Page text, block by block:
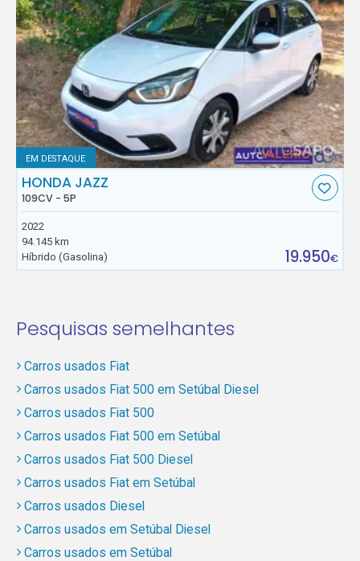
EM DESTAQUE
HONDA JAZZ
109CV - 5P
2022
94.145 km
Híbrido (Gasolina)
19.950€
Pesquisas semelhantes
Carros usados Fiat
Carros usados Fiat 500 em Setúbal Diesel
Carros usados Fiat 500
Carros usados Fiat 500 em Setúbal
Carros usados Fiat 500 Diesel
Carros usados Fiat em Setúbal
Carros usados Diesel
Carros usados em Setúbal Diesel
Carros usados em Setúbal